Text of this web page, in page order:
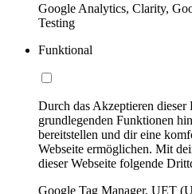
Google Analytics, Clarity,
Testing
Funktional
Durch das Akzeptieren
grundlegenden Funktionen
bereitstellen und dir eine
Webseite ermöglichen. Mit
dieser Webseite folgende
Google Tag Manager, UET